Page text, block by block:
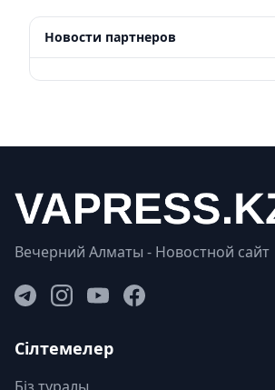
Новости партнеров
Вечерний Алматы - Новостной сайт
Сілтемелер